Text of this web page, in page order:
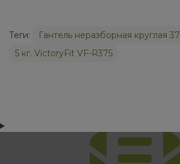
Теги:
Гантель неразборная круглая 37
5 кг. VictoryFit VF-R375